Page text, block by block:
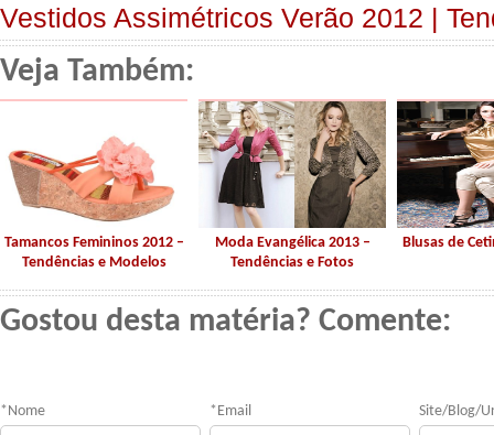
Vestidos Assimétricos Verão 2012 |
Veja Também:
Tamancos Femininos 2012 –
Tendências e Modelos
Moda Evangélica 2013 –
Tendências e Fotos
Blusas de
Gostou desta matéria? Comente:
* Nome * Email Site/Blog/